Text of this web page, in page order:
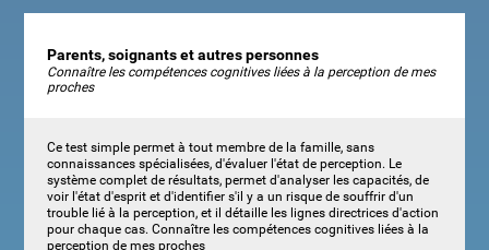
Parents, soignants et autres personnes
Connaître les compétences cognitives liées à la perception de mes
proches
Ce test simple permet à tout membre de la famille, sans
connaissances spécialisées, d'évaluer l'état de perception. Le
système complet de résultats, permet d'analyser les capacités, de
voir l'état d'esprit et d'identifier s'il y a un risque de souffrir d'un
trouble lié à la perception, et il détaille les lignes directrices d'action
pour chaque cas. Connaître les compétences cognitives liées à la
perception de mes proches